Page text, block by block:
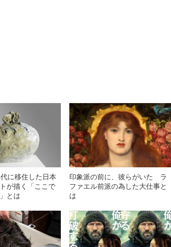
に移住した日本
が描く「ここで
とは
印象派の前に、彼らがいた ラ
ファエル前派の為した大仕事と
は